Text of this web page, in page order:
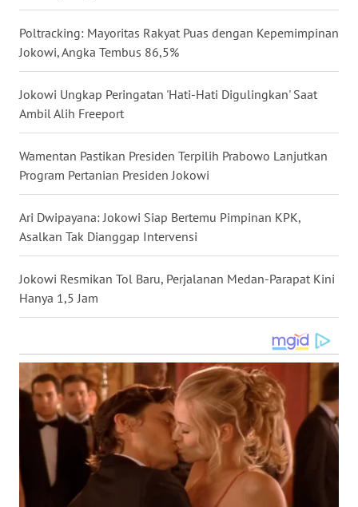
Poltracking: Mayoritas Rakyat Puas dengan Kepemimpinan
Jokowi, Angka Tembus 86,5%
Jokowi Ungkap Peringatan 'Hati-Hati Digulingkan' Saat
Ambil Alih Freeport
Wamentan Pastikan Presiden Terpilih Prabowo Lanjutkan
Program Pertanian Presiden Jokowi
Ari Dwipayana: Jokowi Siap Bertemu Pimpinan KPK,
Asalkan Tak Dianggap Intervensi
Jokowi Resmikan Tol Baru, Perjalanan Medan-Parapat Kini
Hanya 1,5 Jam
BENGKULU
WN
LAMPUNG
WN
WN
NUSANTARA
JOGJA
WN
JATIM
BALI
WN
KALBAR
WN
KALTENG